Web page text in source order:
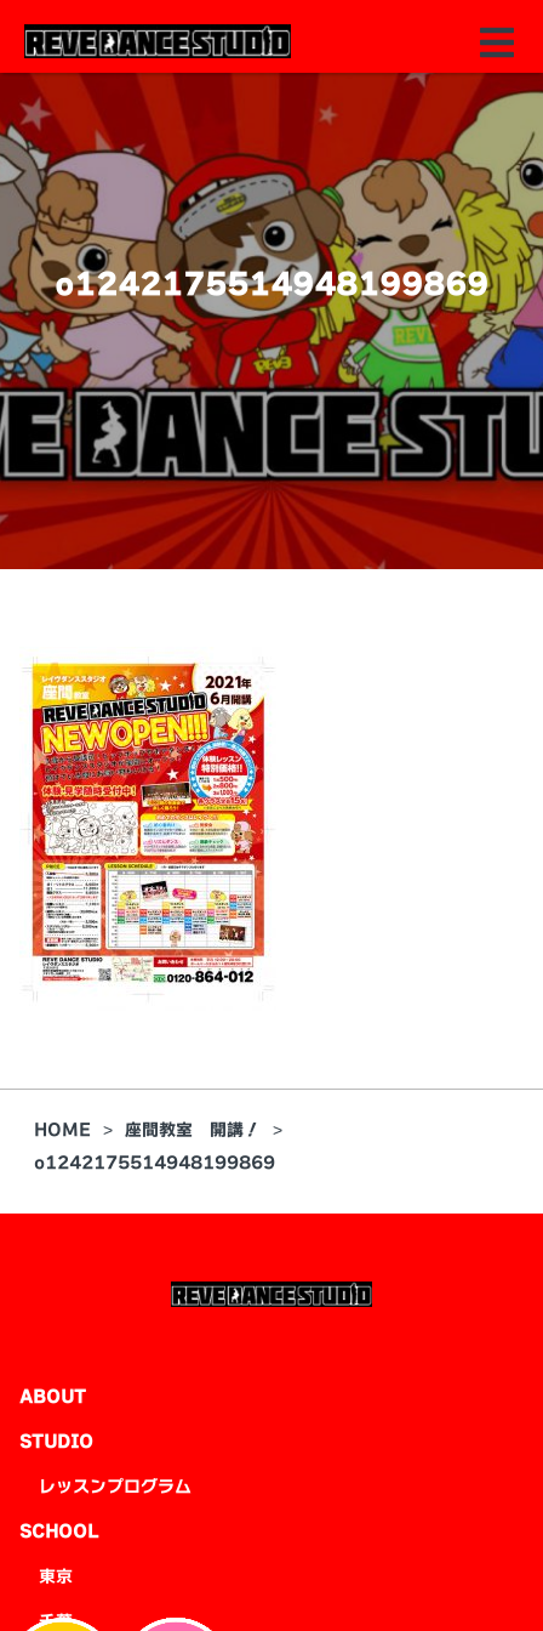
o1242175514948199869
HOME
座間教室 開講！
o1242175514948199869
ABOUT
STUDIO
レッスンプログラム
SCHOOL
東京
千葉